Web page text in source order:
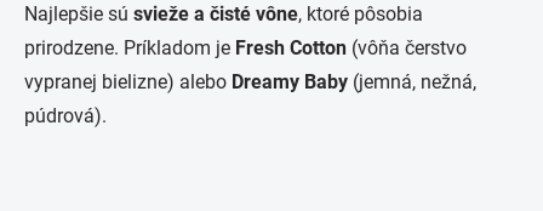
Najlepšie sú svieže a čisté vône, ktoré pôsobia
prirodzene. Príkladom je Fresh Cotton (vôňa čerstvo
vypranej bielizne) alebo Dreamy Baby (jemná, nežná,
púdrová).